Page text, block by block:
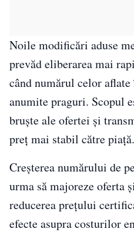
Noile modificări aduse
prevăd eliberarea mai
când numărul celor
anumite praguri. Scopul
bruște ale ofertei și
preț mai stabil către piață.
Creșterea numărului de
urma să majoreze oferta
reducerea prețului
efecte asupra costurilor